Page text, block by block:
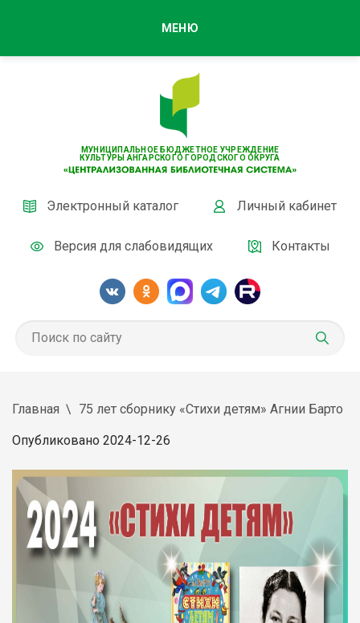
МУНИЦИПАЛЬНОЕ БЮДЖЕТНОЕ УЧРЕЖДЕНИЕ
КУЛЬТУРЫ АНГАРСКОГО ГОРОДСКОГО ОКРУГА
Электронный каталог Личный кабинет
Версия для слабовидящих Контакты
МЕНЮ
Главная 75 лет сборнику «Стихи детям» Агнии Барто
Опубликовано 2024-12-26